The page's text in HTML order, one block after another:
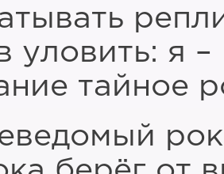
уловить: я
тайное